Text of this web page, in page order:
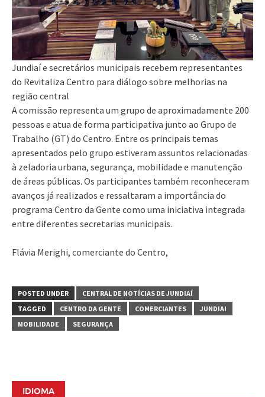
Jundiaí e secretários municipais recebem representantes
do Revitaliza Centro para diálogo sobre melhorias na
região central
A comissão representa um grupo de aproximadamente 200
pessoas e atua de forma participativa junto ao Grupo de
Trabalho (GT) do Centro. Entre os principais temas
apresentados pelo grupo estiveram assuntos relacionadas
à zeladoria urbana, segurança, mobilidade e manutenção
de áreas públicas. Os participantes também reconheceram
avanços já realizados e ressaltaram a importância do
programa Centro da Gente como uma iniciativa integrada
entre diferentes secretarias municipais.
Flávia Merighi, comerciante do Centro,
POSTED UNDER
CENTRAL DE NOTÍCIAS DE JUNDIAÍ
TAGGED
CENTRO DA GENTE COMERCIANTES
JUNDIAI
MOBILIDADE
SEGURANÇA
IDIOMA